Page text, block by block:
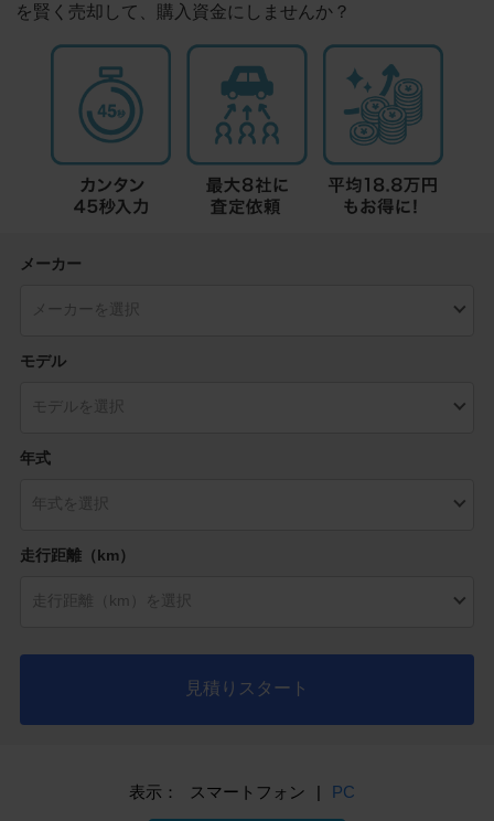
を賢く売却して、購入資金にしませんか？
メーカー
モデル
年式
走行距離（km）
見積りスタート
表示： スマートフォン | PC